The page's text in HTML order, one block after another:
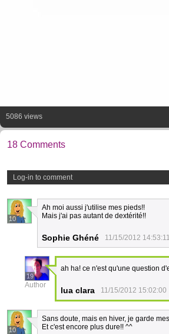
5086 views
18 Comments
Log-in to comment
10
Ah moi aussi j'utilise mes pieds!!
Mais j'ai pas autant de dextérité!!
Sophie Ghéné 11/15/2012 14:53:11
19
Author
ah ha! ce n'est qu'une question
lua clara 11/15/2012 15:02:00
10
Sans doute, mais en hiver, je garde
Et c'est encore plus dure!! ^^